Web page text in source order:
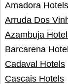
Amadora Hotels
Arruda Dos
Azambuja
Barcarena
Cadaval Hotels
Cascais Hotels